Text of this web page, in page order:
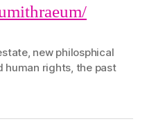
, new philosphical
human rights, the past